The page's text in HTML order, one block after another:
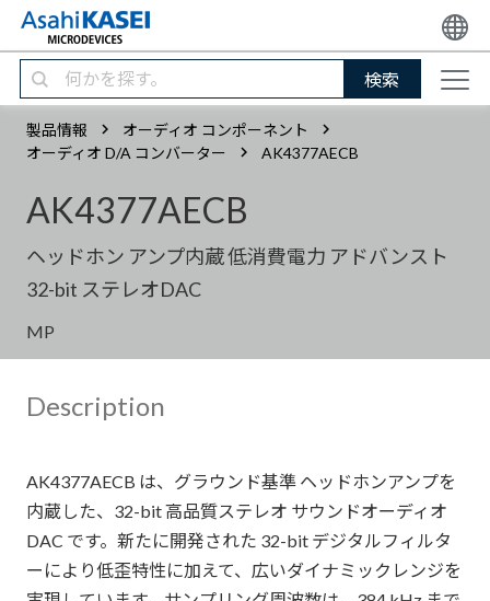
検索
製品情報
オーディオ コンポーネント
オーディオ D/A コンバーター
AK4377AECB
AK4377AECB
ヘッドホン アンプ内蔵 低消費電力 アドバンスト
32-bit ステレオDAC
MP
Description
AK4377AECB は、グラウンド基準 ヘッドホンアンプを
内蔵した、32-bit 高品質ステレオ サウンドオーディオ
DAC です。新たに開発された 32-bit デジタルフィルタ
ーにより低歪特性に加えて、広いダイナミックレンジを